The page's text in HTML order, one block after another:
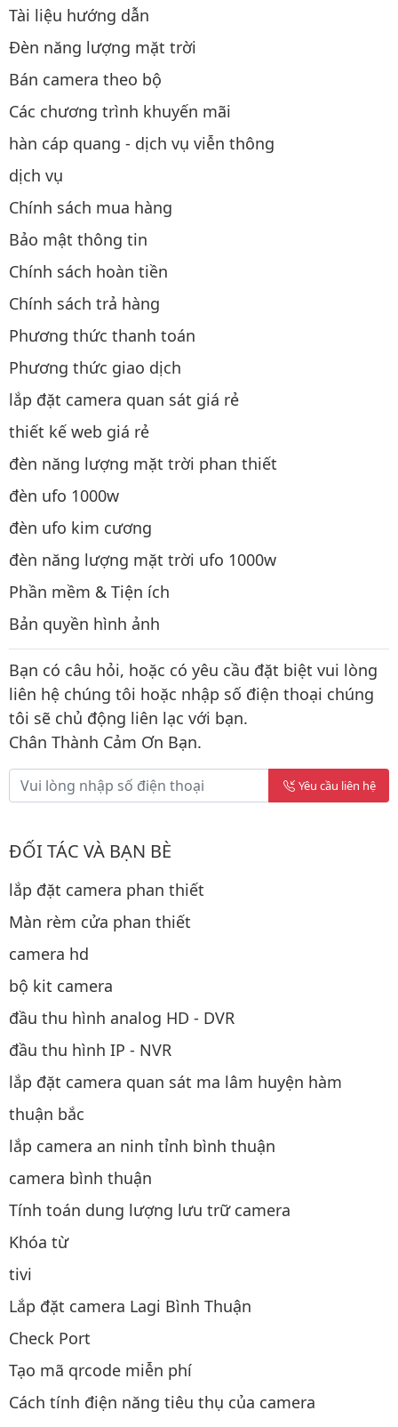
Tài liệu hướng dẫn
Đèn năng lượng mặt trời
Bán camera theo bộ
Các chương trình khuyến mãi
hàn cáp quang - dịch vụ viễn thông
dịch vụ
Chính sách mua hàng
Bảo mật thông tin
Chính sách hoàn tiền
Chính sách trả hàng
Phương thức thanh toán
Phương thức giao dịch
lắp đặt camera quan sát giá rẻ
thiết kế web giá rẻ
đèn năng lượng mặt trời phan thiết
đèn ufo 1000w
đèn ufo kim cương
đèn năng lượng mặt trời ufo 1000w
Phần mềm & Tiện ích
Bản quyền hình ảnh
Bạn có câu hỏi, hoặc có yêu cầu đặt biệt vui lòng
liên hệ chúng tôi hoặc nhập số điện thoại chúng
tôi sẽ chủ động liên lạc với bạn.
Chân Thành Cảm Ơn Bạn.
Yêu cầu liên hệ
ĐỐI TÁC VÀ BẠN BÈ
lắp đặt camera phan thiết
Màn rèm cửa phan thiết
camera hd
bộ kit camera
đầu thu hình analog HD - DVR
đầu thu hình IP - NVR
lắp đặt camera quan sát ma lâm huyện hàm
thuận bắc
lắp camera an ninh tỉnh bình thuận
camera bình thuận
Tính toán dung lượng lưu trữ camera
Khóa từ
tivi
Lắp đặt camera Lagi Bình Thuận
Check Port
Tạo mã qrcode miễn phí
Cách tính điện năng tiêu thụ của camera